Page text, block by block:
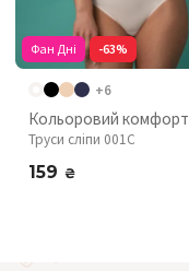
Фан Дні -63%
+6
Кольоровий комфорт
Труси сліпи 001C
159 ₴